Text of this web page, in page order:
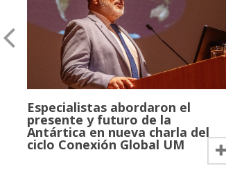
1.- Generación y
transferencia de
participación de
convenios y becas
2.- Redes y Proyectos de
internacional de manera
proyectos conjuntos,
Especialistas abordaron el
presente y futuro de la
Antártica en nueva charla del
ciclo Conexión Global UM